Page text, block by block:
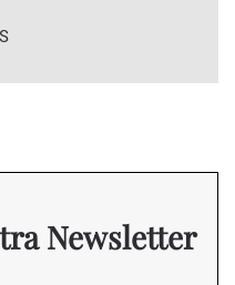
Newsletter